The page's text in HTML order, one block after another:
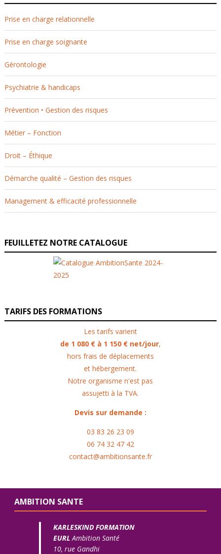
Prise en charge relationnelle
Prise en charge soignante
Gérontologie
Psychiatrie & handicaps
Prévention • Gestion des risques
Métier – Fonction
Droit – Éthique
Démarche qualité – Gestion des risques
Management & efficacité professionnelle
FEUILLETEZ NOTRE CATALOGUE
TARIFS DES FORMATIONS
Les tarifs varient
de 1 080 € à 1 150 € net/jour,
hors frais de déplacements
et hébergement.
Notre organisme n'est pas
assujetti à la TVA.
Devis sur demande :
03 83 26 23 09
06 74 32 47 42
contact@ambitionsante.fr
AMBITION SANTE
KARLESKIND FORMATION
EURLAmbition Santé
10, rue Gandhi